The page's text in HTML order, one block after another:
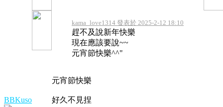
BBKuso
kama_love1314 發表於 2025-2-12 18:10
趕不及說新年快樂
現在應該要說~~
元宵節快樂^^"
元宵節快樂
好久不見捏